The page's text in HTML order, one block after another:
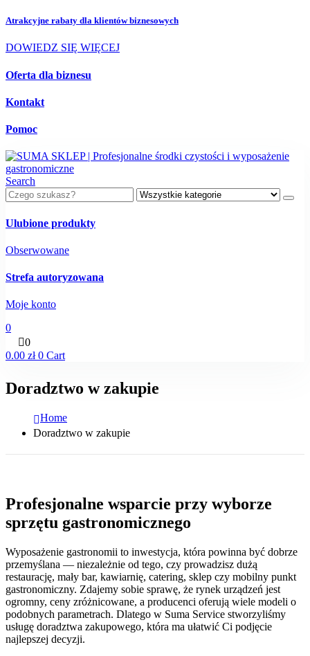
Atrakcyjne rabaty dla klientów biznesowych
DOWIEDZ SIĘ WIĘCEJ
Oferta dla biznesu
Kontakt
Pomoc
Search
Ulubione produkty
Obserwowane
Strefa autoryzowana
Moje konto
0
0
0.00 zł 0 Cart
Doradztwo w zakupie
Home
Doradztwo w zakupie
Profesjonalne wsparcie przy wyborze
sprzętu gastronomicznego
Wyposażenie gastronomii to inwestycja, która powinna być dobrze
przemyślana — niezależnie od tego, czy prowadzisz dużą
restaurację, mały bar, kawiarnię, catering, sklep czy mobilny punkt
gastronomiczny. Zdajemy sobie sprawę, że rynek urządzeń jest
ogromny, ceny zróżnicowane, a producenci oferują wiele modeli o
podobnych parametrach. Dlatego w Suma Service stworzyliśmy
usługę doradztwa zakupowego, która ma ułatwić Ci podjęcie
najlepszej decyzji.